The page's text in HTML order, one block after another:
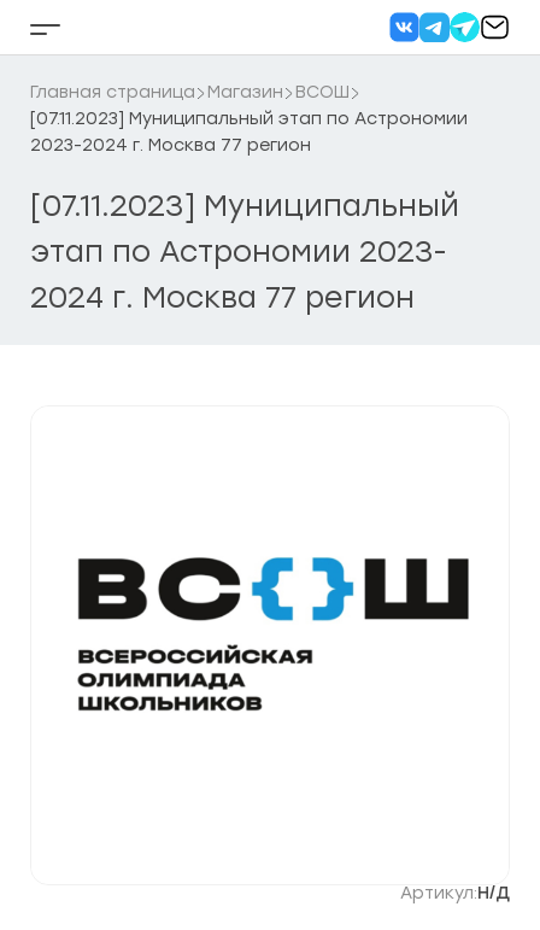
Кнопка
бокового
меню
Главная страница Магазин
ВСОШ
[07.11.2023] Муниципальный этап по Астрономии
2023-2024 г. Москва 77 регион
[07.11.2023] Муниципальный
этап по Астрономии 2023-
2024 г. Москва 77 регион
Артикул:Н/Д